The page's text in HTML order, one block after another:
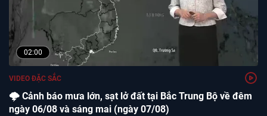
🌩️ Cảnh báo mưa lớn, sạt lở đất tại Bắc Trung Bộ về đêm
ngày 06/08 và sáng mai (ngày 07/08)
VIDEO ĐẶC SẮC
02:00